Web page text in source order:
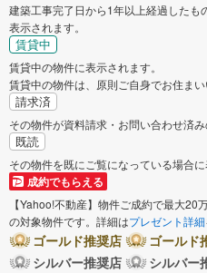
建築工事完了日から1年以上経過したも
表示されます。
賃貸中
賃貸中の物件に表示されます。
賃貸中の物件は、原則ご自身でお住まい
請求済
その物件が資料請求・お問い合わせ済み
既読
その物件を既にご覧になっている場合に
成約でもらえる
【Yahoo!不動産】物件ご成約で最大20
の対象物件です。詳細はプレゼント詳細
ゴールド推奨店
ゴールド
シルバー推奨店
シルバー